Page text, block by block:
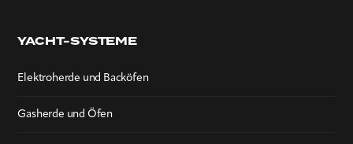
YACHT-SYSTEME
Elektroherde und Backöfen
Gasherde und Öfen